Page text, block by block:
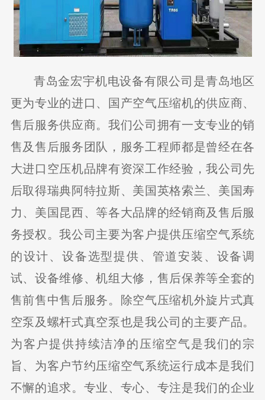
青岛金宏宇机电设备有限公司是青岛地区
更为专业的进口、国产空气压缩机的供应商、
售后服务供应商。我们公司拥有一支专业的销
售及售后服务团队，服务工程师都是曾经在各
大进口空压机品牌有资深工作经验，我公司先
后取得瑞典阿特拉斯、美国英格索兰、美国寿
力、美国昆西、等各大品牌的经销商及售后服
务授权。我公司主要为客户提供压缩空气系统
的设计、设备选型提供、管道安装、设备调
试、设备维修、机组大修，售后保养等全套的
售前售中售后服务。除空气压缩机外旋片式真
空泵及螺杆式真空泵也是我公司的主要产品。
为客户提供持续洁净的压缩空气是我们的宗
旨、为客户节约压缩空气系统运行成本是我们
不懈的追求。专业、专心、专注是我们的企业